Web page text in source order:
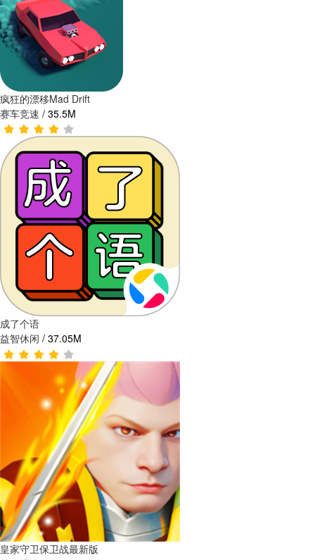
疯狂的漂移Mad Drift
赛车竞速 / 35.5M
成了个语
益智休闲 / 37.05M
皇家守卫保卫战最新版